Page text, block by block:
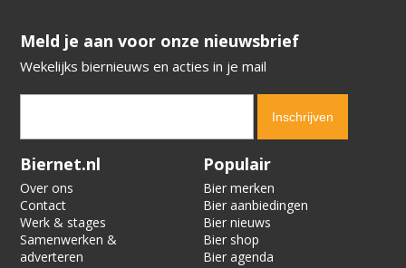
​​​​​​​Meld je aan voor onze nieuwsbrief
Wekelijks biernieuws en acties in je mail
Verification code:
Biernet.nl
Over ons
Contact
Werk & stages
Samenwerken &
adverteren
Populair
Bier merken
Bier aanbiedingen
Bier nieuws
Bier shop
Bier agenda